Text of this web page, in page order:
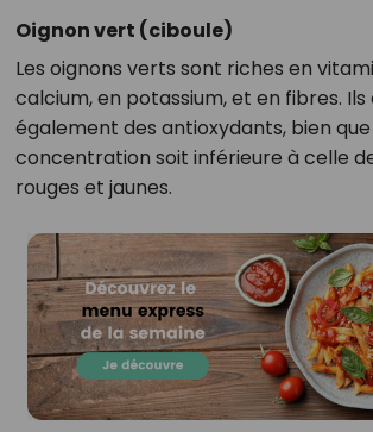
Oignon vert (ciboule)
Les oignons verts sont riches en
calcium, en potassium, et en fibres.
également des antioxydants, bien
concentration soit inférieure à celle
rouges et jaunes.